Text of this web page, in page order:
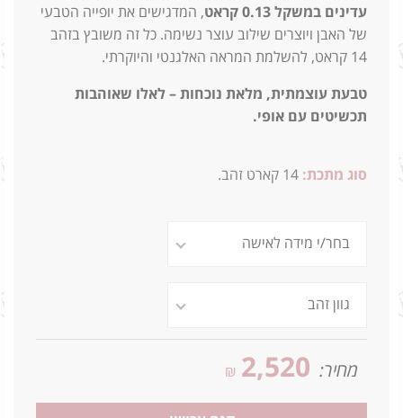
עדינים במשקל 0.13 קראט
, המדגישים את יופייה הטבעי
של האבן ויוצרים שילוב עוצר נשימה. כל זה משובץ בזהב
14 קראט, להשלמת המראה האלגנטי והיוקרתי.
טבעת עוצמתית, מלאת נוכחות – לאלו שאוהבות
תכשיטים עם אופי.
סוג מתכת: 14 קארט זהב.
מחיר: 2,520
₪